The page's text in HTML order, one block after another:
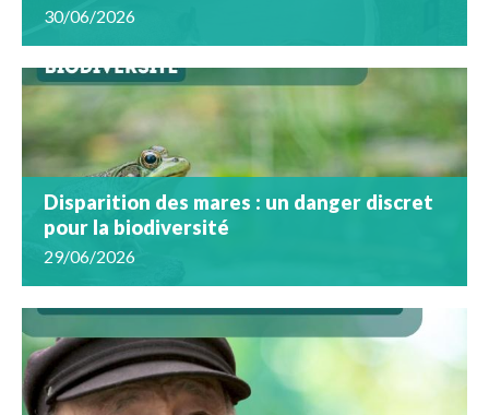
30/06/2026
Disparition des mares : un danger discret
pour la biodiversité
29/06/2026